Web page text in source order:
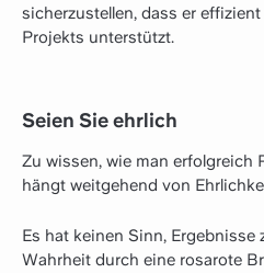
sicherzustellen, dass er
Projekts unterstützt.
Seien Sie ehrlich
Zu wissen, wie man erfolgreich
hängt weitgehend von
Es hat keinen Sinn, Ergebnisse
Wahrheit durch eine rosarote